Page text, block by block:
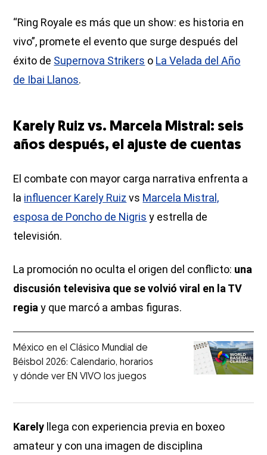
“Ring Royale es más que un show: es historia en
vivo”, promete el evento que surge después del
éxito de Supernova Strikers o La Velada del Año
de Ibai Llanos.
Karely Ruiz vs. Marcela Mistral: seis
años después, el ajuste de cuentas
El combate con mayor carga narrativa enfrenta a
la influencer Karely Ruiz vs Marcela Mistral,
esposa de Poncho de Nigris y estrella de
televisión.
La promoción no oculta el origen del conflicto: una
discusión televisiva que se volvió viral en la TV
regia y que marcó a ambas figuras.
México en el Clásico Mundial de
Béisbol 2026: Calendario, horarios
y dónde ver EN VIVO los juegos
Karely llega con experiencia previa en boxeo
amateur y con una imagen de disciplina